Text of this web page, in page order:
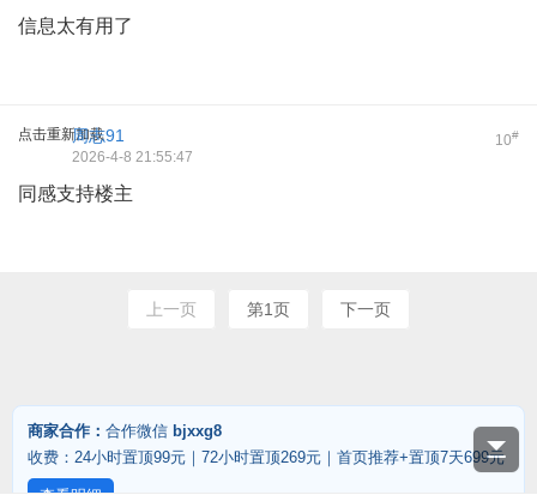
信息太有用了
点击重新加载 10#
周志91
2026-4-8 21:55:47
同感支持楼主
上一页 第1页 下一页
商家合作： 合作微信 bjxxg8
收费：24小时置顶99元｜72小时置顶269元｜首页推荐+置顶7天699元